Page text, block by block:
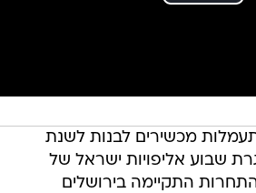
מכשירים לבנות לשנת
שבוע אליפויות ישראל של
התקיימה בירושלים